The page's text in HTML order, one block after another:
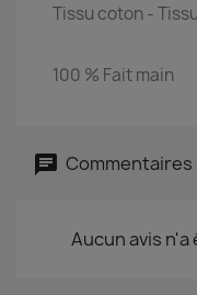
Tissu coton -
100 % Fait main
Commentaires
Aucun avis